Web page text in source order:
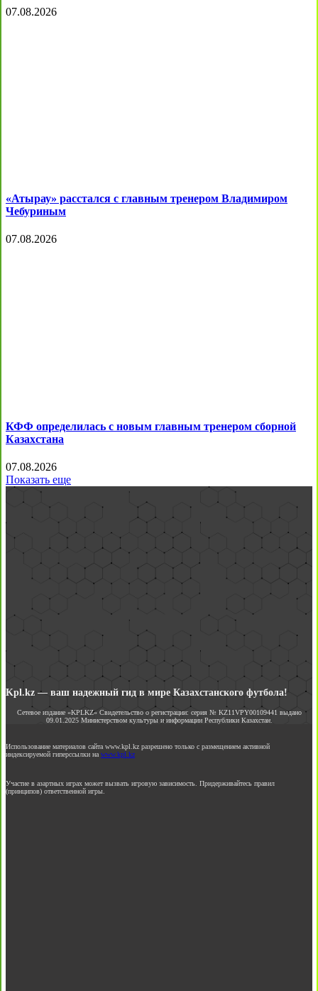
07.08.2026
«Атырау» расстался с главным тренером Владимиром
Чебуриным
07.08.2026
КФФ определилась с новым главным тренером сборной
Казахстана
07.08.2026
Показать еще
Kpl.kz — ваш надежный гид в мире Казахстанского футбола!
Сетевое издание «KPLKZ» Свидетельство о регистрации: серия № KZ11VPY00109441 выдано
09.01.2025 Министерством культуры и информации Республики Казахстан.
Использование материалов сайта www.kpl.kz разрешено только с размещением активной
индексируемой гиперссылки на www.kpl.kz
Участие в азартных играх может вызвать игровую зависимость. Придерживайтесь правил
(принципов) ответственной игры.